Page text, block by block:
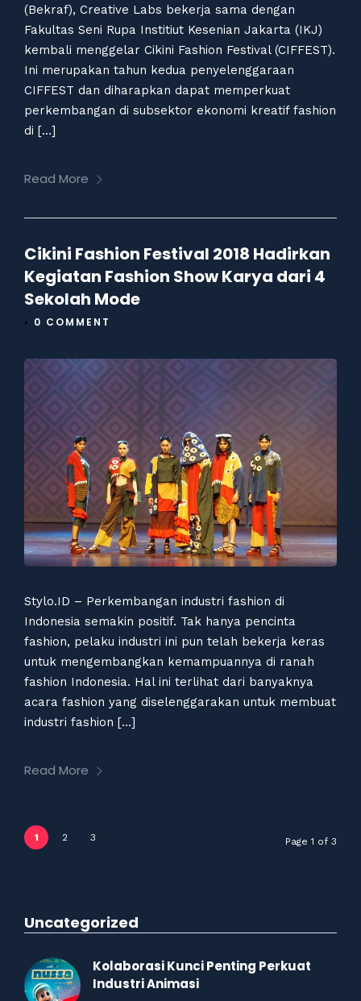
(Bekraf), Creative Labs bekerja sama dengan
Fakultas Seni Rupa Institiut Kesenian Jakarta (IKJ)
kembali menggelar Cikini Fashion Festival (CIFFEST).
Ini merupakan tahun kedua penyelenggaraan
CIFFEST dan diharapkan dapat memperkuat
perkembangan di subsektor ekonomi kreatif fashion
di […]
Read More
Cikini Fashion Festival 2018 Hadirkan
Kegiatan Fashion Show Karya dari 4
Sekolah Mode
• 0 COMMENT
Stylo.ID – Perkembangan industri fashion di
Indonesia semakin positif. Tak hanya pencinta
fashion, pelaku industri ini pun telah bekerja keras
untuk mengembangkan kemampuannya di ranah
fashion Indonesia. Hal ini terlihat dari banyaknya
acara fashion yang diselenggarakan untuk membuat
industri fashion […]
Read More
1 2 3 Page 1 of 3
Uncategorized
Kolaborasi Kunci Penting Perkuat
Industri Animasi